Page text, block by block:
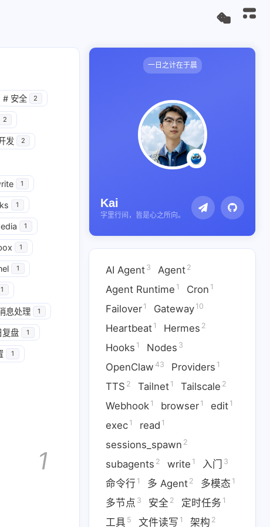
1 Cron Gateway10
edit1 exec1
1
文件读写
网页自动化 语音1
# 安全 2
2
发 2
1
1
1
1
1
1
息处理 1
复盘 1
1
1
一日之计在于晨
Kai
字里行间，皆是心之所向。
AI Agent 3 Agent 2
Agent Runtime 1 Cron 1
Failover 1 Gateway 10
Heartbeat 1 Hermes 2
Hooks 1 Nodes 3
OpenClaw 43 Providers 1
TTS 2 Tailnet 1 Tailscale 2
Webhook 1 browser 1 edit 1
exec 1 read 1
sessions_spawn 2
subagents 2 write 1 入门 3
命令行 1 多 Agent 2 多模态 1
多节点 3 安全 2 定时任务 1
工具 5 文件读写 1 架构 2